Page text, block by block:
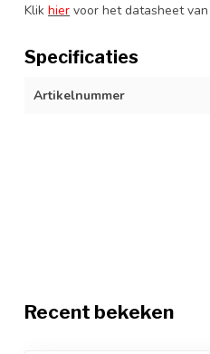
Klik hier voor het datasheet
Specificaties
Artikelnummer
Recent bekeken